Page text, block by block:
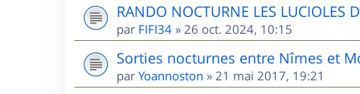
RANDO NOCTURNE LES LUCIOLES
par FIFI34 » 26 oct. 2024, 10:15
Sorties nocturnes entre Nîmes et
par Yoannoston » 21 mai 2017, 19:21